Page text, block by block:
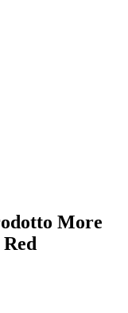
More